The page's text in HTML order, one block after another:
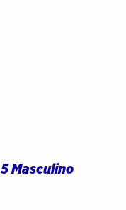
Masculino